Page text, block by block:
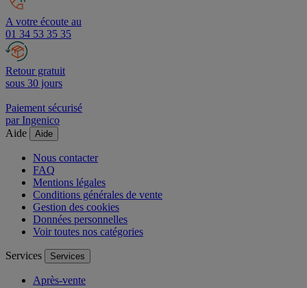
A votre écoute au
01 34 53 35 35
Retour gratuit
sous 30 jours
Paiement sécurisé
par Ingenico
Aide
Aide
Nous contacter
FAQ
Mentions légales
Conditions générales de vente
Gestion des cookies
Données personnelles
Voir toutes nos catégories
Services Services
Après-vente